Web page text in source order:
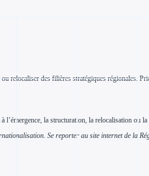
des filières stratégiques régionales.
la structuration, la relocalisation ou
Se reporter au site internet de la